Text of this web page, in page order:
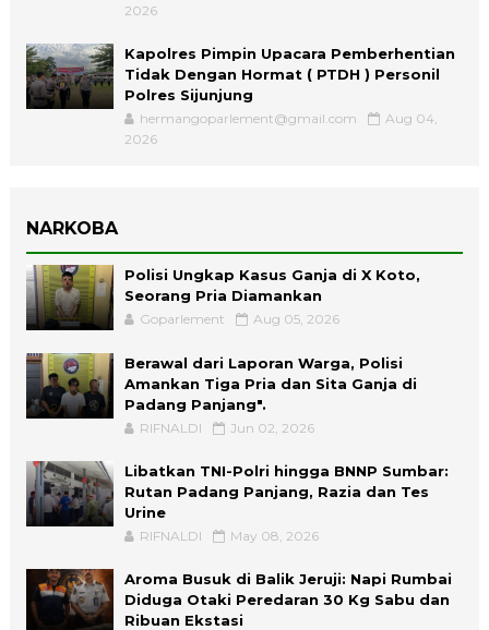
2026
Kapolres Pimpin Upacara Pemberhentian
Tidak Dengan Hormat ( PTDH ) Personil
Polres Sijunjung
hermangoparlement@gmail.com
Aug 04,
2026
NARKOBA
Polisi Ungkap Kasus Ganja di X Koto,
Seorang Pria Diamankan
Goparlement Aug 05, 2026
Berawal dari Laporan Warga, Polisi
Amankan Tiga Pria dan Sita Ganja di
Padang Panjang".
RIFNALDI Jun 02, 2026
Libatkan TNI-Polri hingga BNNP Sumbar:
Rutan Padang Panjang, Razia dan Tes
Urine
RIFNALDI May 08, 2026
Aroma Busuk di Balik Jeruji: Napi Rumbai
Diduga Otaki Peredaran 30 Kg Sabu dan
Ribuan Ekstasi